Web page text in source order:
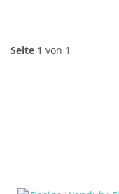
Seite 1 von 1